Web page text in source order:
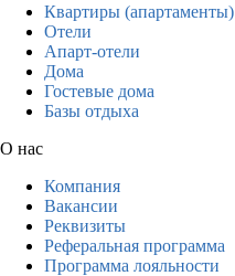
Квартиры (апартаменты)
Отели
Апарт-отели
Дома
Гостевые дома
Базы отдыха
О нас
Компания
Вакансии
Реквизиты
Реферальная программа
Программа лояльности